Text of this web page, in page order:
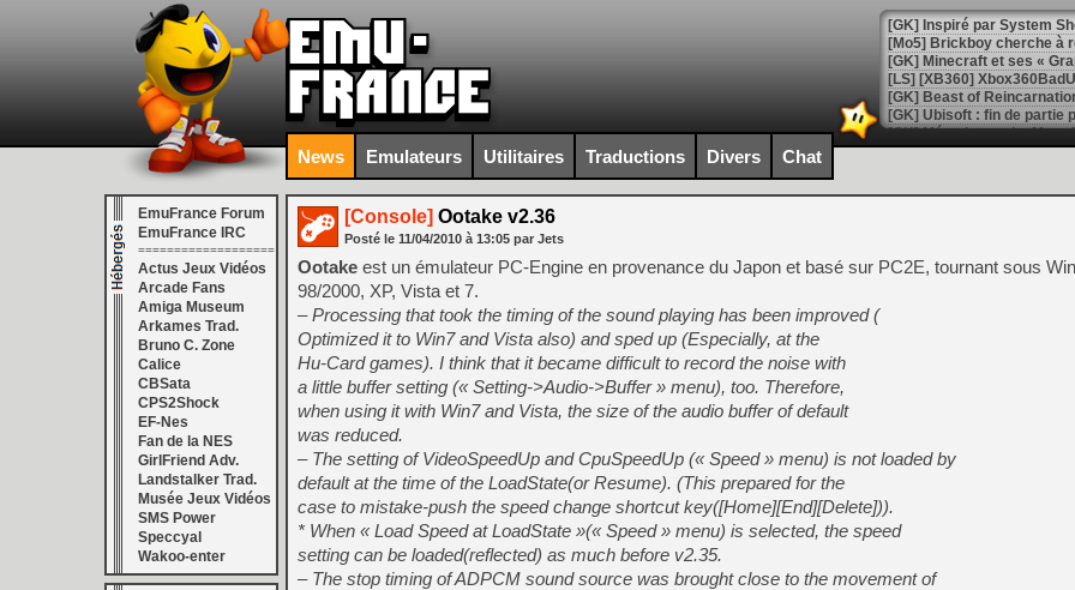
[Mo5] Brickboy cherche à
[GK] Minecraft et ses «
[GK] Beast of
[GK] Ubisoft : fin de partie
[GK] Mémoire cash -
[GK] Dan Houser (GTA)
[GK] Comment EA Sports
[GK] Crimson Moon : un
[GK] Isle of Reveries : le
[GK] Moonlighter 2 : The
[GK] Capcom relance
[Mo5] Deux inédits du
[GK] Le beat'em up The
[GK] Endless Legend 2 :
[LS] [PS5] Le WebKit
[GK] Oubliez Crazy Taxi,
[LS] [Switch] NSZ 5.0.0
News Emulateurs Utilitaires Traductions Divers Chat
EmuFrance Forum
EmuFrance IRC
===================
Actus Jeux Vidéos
Arcade Fans
Amiga Museum
Arkames Trad.
Bruno C. Zone
Calice
CBSata
CPS2Shock
EF-Nes
Fan de la NES
GirlFriend Adv.
Landstalker Trad.
Musée Jeux Vidéos
SMS Power
Speccyal
Wakoo-enter
[Console] Ootake v2.36
Posté le 11/04/2010 à 13:05 par Jets
Ootake est un émulateur PC-Engine en provenance du Japon et basé sur PC2E, tournant sous
98/2000, XP, Vista et 7.
– Processing that took the timing of the sound playing has been improved (
Optimized it to Win7 and Vista also) and sped up (Especially, at the
Hu-Card games). I think that it became difficult to record the noise with
a little buffer setting (« Setting->Audio->Buffer » menu), too. Therefore,
when using it with Win7 and Vista, the size of the audio buffer of default
was reduced.
– The setting of VideoSpeedUp and CpuSpeedUp (« Speed » menu) is not loaded by
default at the time of the LoadState(or Resume). (This prepared for the
case to mistake-push the speed change shortcut key([Home][End][Delete])).
* When « Load Speed at LoadState »(« Speed » menu) is selected, the speed
setting can be loaded(reflected) as much before v2.35.
– The stop timing of ADPCM sound source was brought close to the movement of